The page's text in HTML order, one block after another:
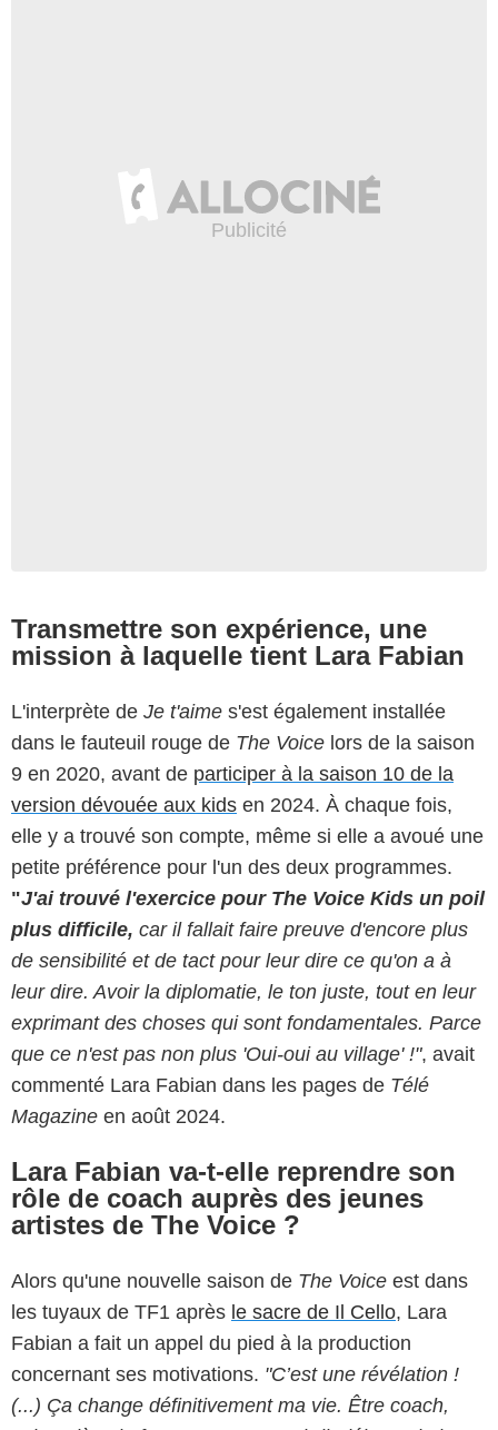
Transmettre son expérience, une
mission à laquelle tient Lara Fabian
L'interprète de Je t'aime s'est également installée
dans le fauteuil rouge de The Voice lors de la saison
9 en 2020, avant de participer à la saison 10 de la
version dévouée aux kids en 2024. À chaque fois,
elle y a trouvé son compte, même si elle a avoué une
petite préférence pour l'un des deux programmes.
"J'ai trouvé l'exercice pour The Voice Kids un poil
plus difficile, car il fallait faire preuve d'encore plus
de sensibilité et de tact pour leur dire ce qu'on a à
leur dire. Avoir la diplomatie, le ton juste, tout en leur
exprimant des choses qui sont fondamentales. Parce
que ce n'est pas non plus 'Oui-oui au village' !", avait
commenté Lara Fabian dans les pages de Télé
Magazine en août 2024.
Lara Fabian va-t-elle reprendre son
rôle de coach auprès des jeunes
artistes de The Voice ?
Alors qu'une nouvelle saison de The Voice est dans
les tuyaux de TF1 après le sacre de Il Cello, Lara
Fabian a fait un appel du pied à la production
concernant ses motivations. "C’est une révélation !
(...) Ça change définitivement ma vie. Être coach,